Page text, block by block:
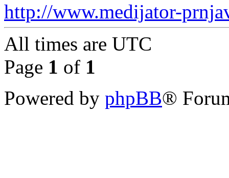
http://www.medijator-
All times are UTC
Page 1 of 1
Powered by phpBB®